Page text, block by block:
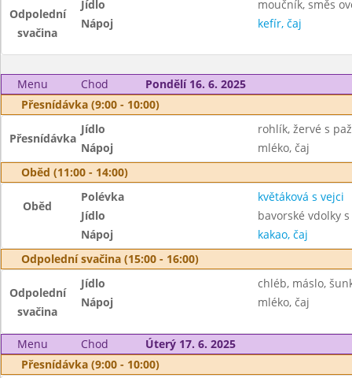
Odpolední
svačina
Jídlo
moučník, směs
Nápoj
kefír, čaj
Menu Chod
Pondělí 16. 6. 2025
Přesnídávka (9:00 - 10:00)
Přesnídávka
Jídlo
rohlík, žervé s
Nápoj
mléko, čaj
Oběd (11:00 - 14:00)
Oběd
Polévka
květáková s vejci
Jídlo
bavorské vdolky
Nápoj
kakao, čaj
Odpolední svačina (15:00 - 16:00)
Odpolední
svačina
Jídlo
chléb, máslo,
Nápoj
mléko, čaj
Menu Chod
Úterý 17. 6. 2025
Přesnídávka (9:00 - 10:00)